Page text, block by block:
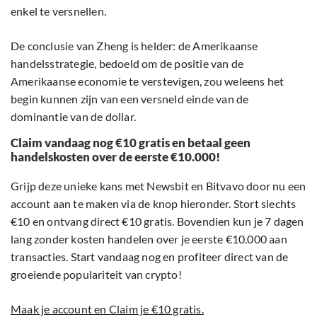
enkel te versnellen.
De conclusie van Zheng is helder: de Amerikaanse
handelsstrategie, bedoeld om de positie van de
Amerikaanse economie te verstevigen, zou weleens het
begin kunnen zijn van een versneld einde van de
dominantie van de dollar.
Claim vandaag nog €10 gratis en betaal geen
handelskosten over de eerste €10.000!
Grijp deze unieke kans met Newsbit en Bitvavo door nu een
account aan te maken via de knop hieronder. Stort slechts
€10 en ontvang direct €10 gratis. Bovendien kun je 7 dagen
lang zonder kosten handelen over je eerste €10.000 aan
transacties. Start vandaag nog en profiteer direct van de
groeiende populariteit van crypto!
Maak je account en Claim je €10 gratis.